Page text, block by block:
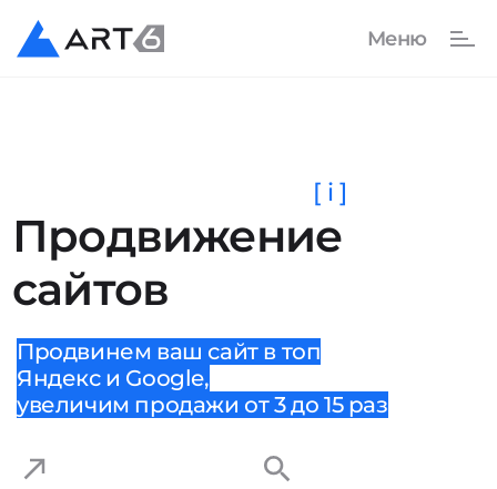
Продвижение
сайтов
[ i ]
Продвинем ваш сайт в топ
Яндекс и Google,
увеличим продажи от 3 до 15 раз